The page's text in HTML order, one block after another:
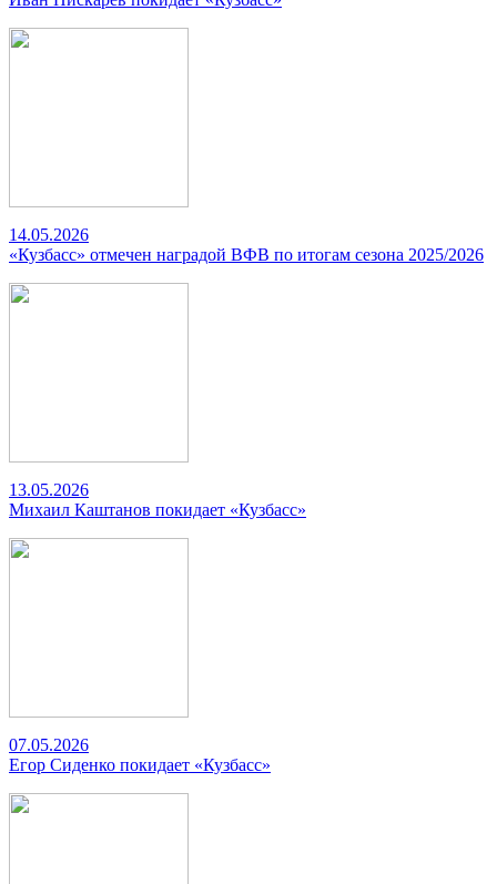
14.05.2026
«Кузбасс» отмечен наградой ВФВ по итогам сезона 2025/2026
13.05.2026
Михаил Каштанов покидает «Кузбасс»
07.05.2026
Егор Сиденко покидает «Кузбасс»